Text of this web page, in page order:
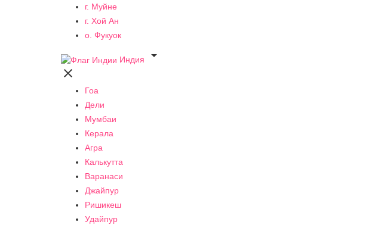
г. Муйне
г. Хой Ан
о. Фукуок
Индия


Гоа
Дели
Мумбаи
Керала
Агра
Калькутта
Варанаси
Джайпур
Ришикеш
Удайпур